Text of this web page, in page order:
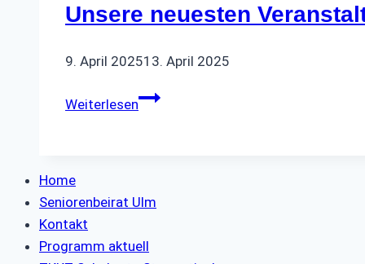
Unsere neuesten
9. April 202513. April 2025
WeiterlesenUnsere
Home
Seniorenbeirat Ulm
Kontakt
Programm aktuell